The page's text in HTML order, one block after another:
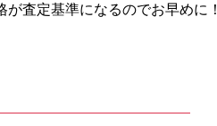
査定基準になるのでお早めに！